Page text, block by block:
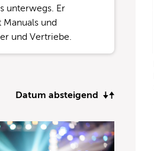
unterwegs. Er
und
und Vertriebe.
Datum absteigend